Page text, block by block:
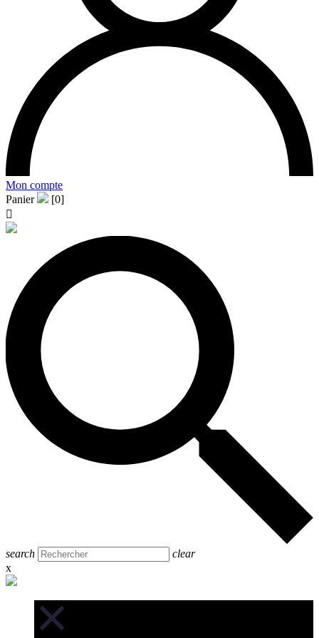
Mon compte
Panier
[0]

search
clear
x